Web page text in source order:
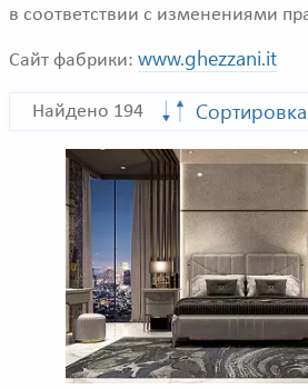
в соответствии с изменениями
Сайт фабрики: www.ghezzani.it
Найдено 194 Сортировка